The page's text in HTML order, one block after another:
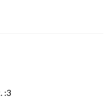
:3